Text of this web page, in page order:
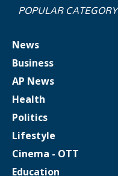
POPULAR CATEGORY
News
Business
AP News
Health
Politics
Lifestyle
Cinema - OTT
Education